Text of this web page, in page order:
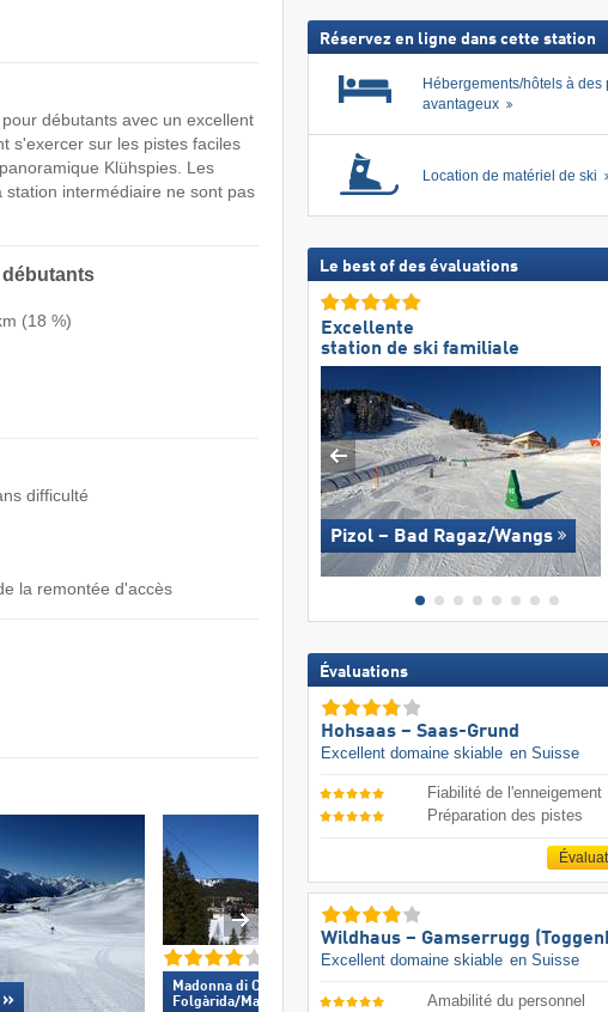
débutants avec un excellent
s'exercer sur les pistes faciles
Klühspies. Les
station intermédiaire ne sont pas
(18 %)
difficulté
la remontée d'accès
»
Madonna di Campiglio/​Pinzolo/​
Folgàrida/​Marilleva »
(Toggenburg) »
Réservez en ligne dans cette station
Hébergements/hôtels à des
avantageux
Location de matériel de ski
Le best of des évaluations
Excellente
station de ski familiale
Pizol – Bad Ragaz/​Wangs
Évaluations
Hohsaas – Saas-Grund
Excellent domaine skiable en Suisse
Fiabilité de l'enneigement
Préparation des pistes
Wildhaus – Gamserrugg
Excellent domaine skiable en Suisse
Amabilité du personnel